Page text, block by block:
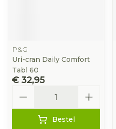
P&G
Uri-cran Daily Comfort
Tabl 60
€ 32,95
Bestel